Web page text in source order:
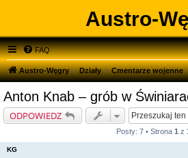
Austro-
FAQ
Austro-Węgry Działy Cmentarze wojenne
Anton Knab – grób w
ODPOWIEDZ
Posty: 7 • Strona 1 z
KG